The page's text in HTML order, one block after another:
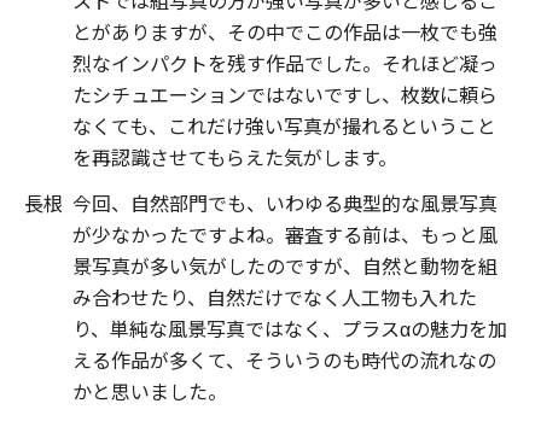
とがありますが、その中でこの作品は一枚でも強
烈なインパクトを残す作品でした。それほど凝っ
たシチュエーションではないですし、枚数に頼ら
なくても、これだけ強い写真が撮れるということ
を再認識させてもらえた気がします。
長根 今回、自然部門でも、いわゆる典型的な風景写真
が少なかったですよね。審査する前は、もっと風
景写真が多い気がしたのですが、自然と動物を組
み合わせたり、自然だけでなく人工物も入れた
り、単純な風景写真ではなく、プラスαの魅力を加
える作品が多くて、そういうのも時代の流れなの
かと思いました。